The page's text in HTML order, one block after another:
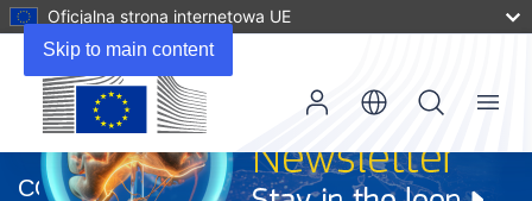
Skip to main content
Oficjalna strona internetowa UE
otworzy
się
CORDIS
Menu